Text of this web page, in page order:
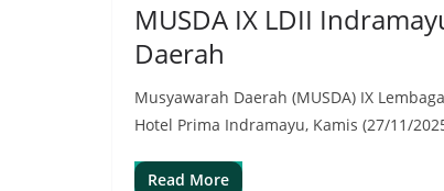
MUSDA IX LDII
Daerah
Musyawarah Daerah (MUSDA) IX
Hotel Prima Indramayu, Kamis (27/11/
Read More